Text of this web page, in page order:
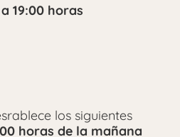
19:00 horas
los siguientes
horas de la mañana